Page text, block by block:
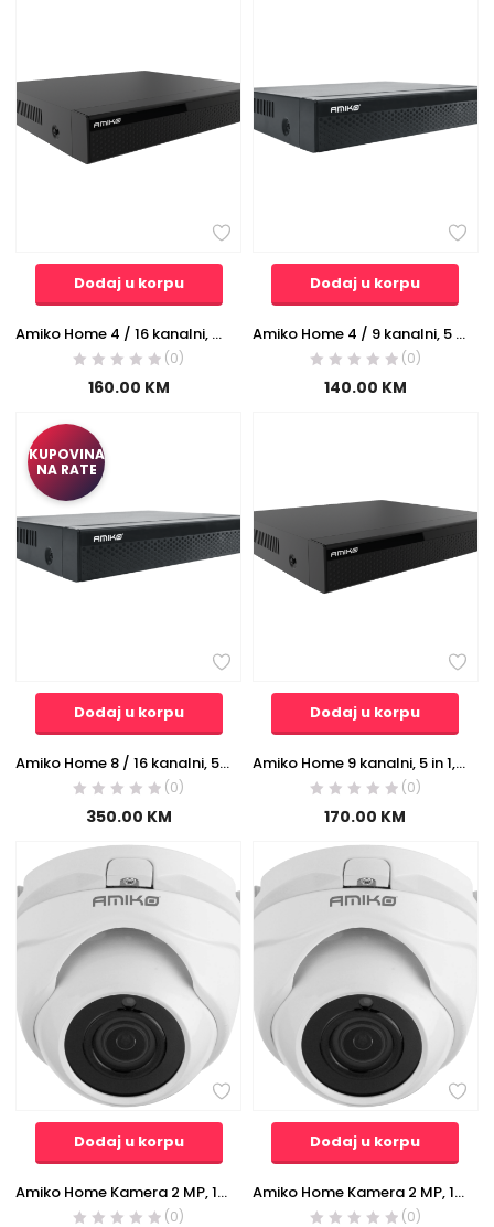
Dodaj u korpu
Amiko Home 4 / 16 kanalni, 5 in 1, snimač za video nadzor, H.265 – XVR 442
(0)
160.00 KM
Dodaj u korpu
Amiko Home 4 / 9 kanalni, 5 in 1, snimač za video nadzor, H.264+ – XVR 400 – 4/9 FULL HD H.264+
(0)
140.00 KM
KUPOVINA
NA RATE
Dodaj u korpu
Amiko Home 8 / 16 kanalni, 5 in 1, snimač za video nadzor, H.265+ – XVR 840 – 8/16 H.265+
(0)
350.00 KM
Dodaj u korpu
Amiko Home 9 kanalni, 5 in 1, snimač za video nadzor, H.265 – XVR 422
(0)
170.00 KM
Dodaj u korpu
Amiko Home Kamera 2 MP, 1/2.8″ SONY Starvis CMOS, HD Lens 2,8 mm – D20M230 AHD
(0)
Dodaj u korpu
Amiko Home Kamera 2 MP, 1/2.8″ SONY Starvis CMOS, HD Lens 2,8 mm – D20M240 AHD
(0)